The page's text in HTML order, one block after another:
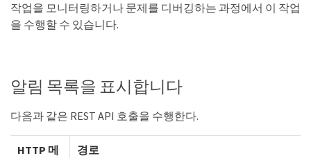
작업을 모니터링하거나 문제를 디버깅하는 과정에서 이 작업
을 수행할 수 있습니다.
알림 목록을 표시합니다
다음과 같은 REST API 호출을 수행한다.
HTTP 메
경로